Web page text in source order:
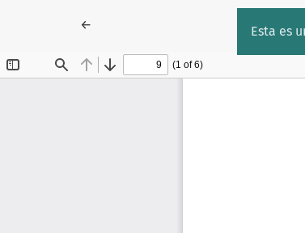
←Volver a los detalles del artículoEsta es